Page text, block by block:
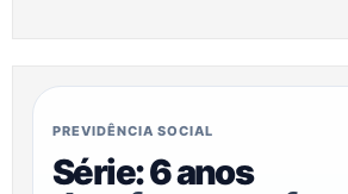
PREVIDÊNCIA SOCIAL
Série: 6 anos